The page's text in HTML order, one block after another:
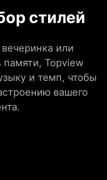
стилей
или
памяти, Topview
и темп, чтобы
вашего